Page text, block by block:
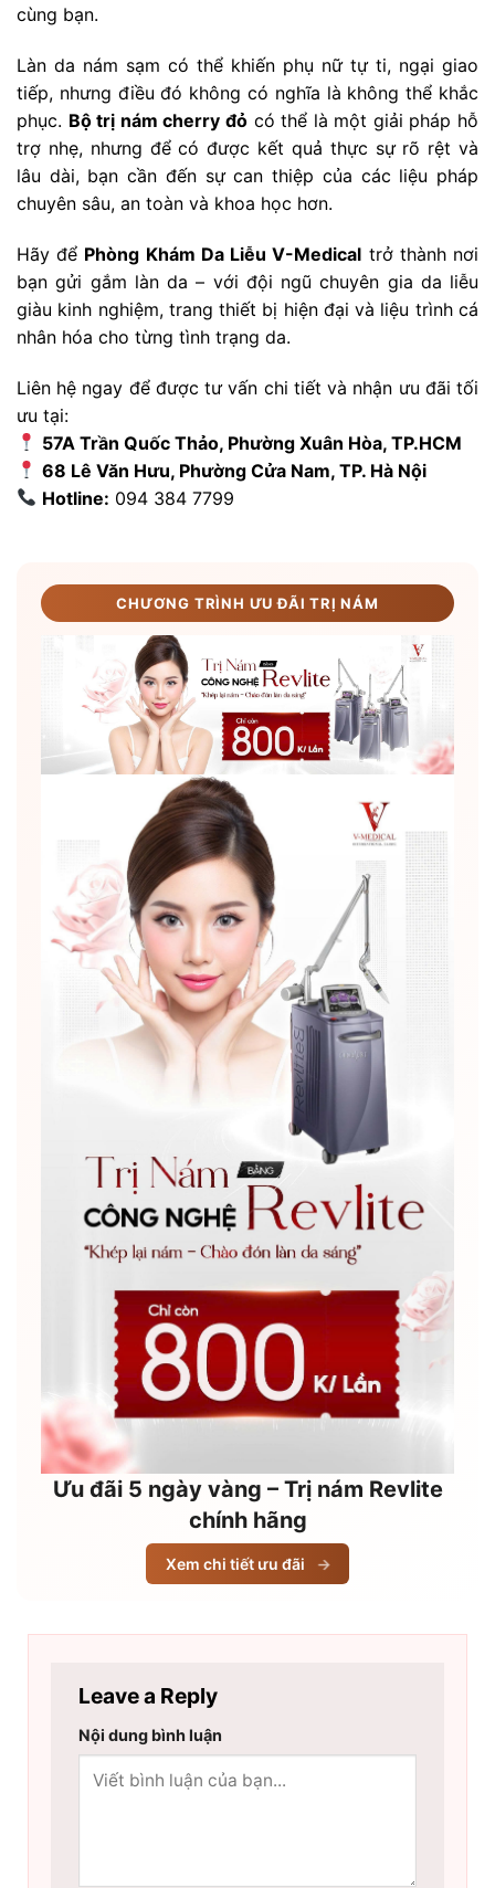
cùng bạn.
Làn da nám sạm có thể khiến phụ nữ tự ti, ngại giao
tiếp, nhưng điều đó không có nghĩa là không thể khắc
phục. Bộ trị nám cherry đỏcó thể là một giải pháp hỗ
trợ nhẹ, nhưng để có được kết quả thực sự rõ rệt và
lâu dài, bạn cần đến sự can thiệp của các liệu pháp
chuyên sâu, an toàn và khoa học hơn.
Hãy để Phòng Khám Da Liễu V-Medical trở thành nơi
bạn gửi gắm làn da – với đội ngũ chuyên gia da liễu
giàu kinh nghiệm, trang thiết bị hiện đại và liệu trình cá
nhân hóa cho từng tình trạng da.
Liên hệ ngay để được tư vấn chi tiết và nhận ưu đãi tối
ưu tại:
57A Trần Quốc Thảo, Phường Xuân Hòa, TP.HCM
68 Lê Văn Hưu, Phường Cửa Nam, TP. Hà Nội
Hotline: 094 384 7799
CHƯƠNG TRÌNH ƯU ĐÃI TRỊ NÁM
Ưu đãi 5 ngày vàng – Trị nám Revlite
chính hãng
Xem chi tiết ưu đãi →
Leave a Reply
Nội dung bình luận